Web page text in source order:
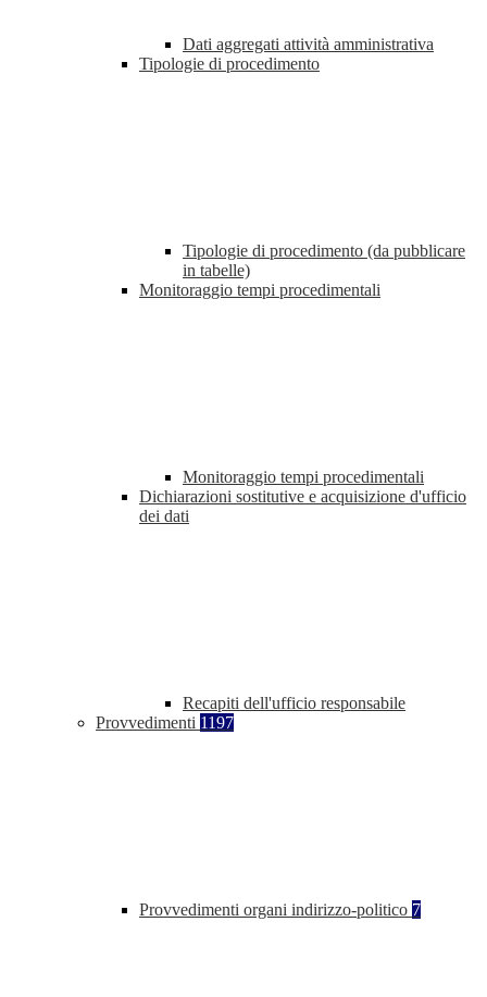
Dati aggregati attività amministrativa
Tipologie di procedimento
Tipologie di procedimento (da pubblicare
in tabelle)
Monitoraggio tempi procedimentali
Monitoraggio tempi procedimentali
Dichiarazioni sostitutive e acquisizione d'ufficio
dei dati
Recapiti dell'ufficio responsabile
Provvedimenti 1197
Provvedimenti organi indirizzo-politico 7